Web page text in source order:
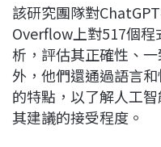
該研究團隊對
Overflow上對517個程
析，評估其正確性、
外，他們還通過語言
的特點，以了解人工
其建議的接受程度。